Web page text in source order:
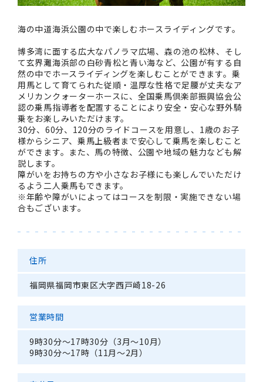
海の中道海浜公園の中で楽しむホースライディングです。
博多湾に面する広大なパノラマ広場、森の池の松林、そし
て玄界灘海浜部の白砂青松と青い海など、公園が有する自
然の中でホースライディングを楽しむことができます。乗
用馬として育てられた従順・温厚な性格で足腰が丈夫なア
メリカンクォーターホースに、全国乗馬倶楽部振興協会公
認の乗馬指導者を配置することにより安全・安心な野外騎
乗をお楽しみいただけます。
30分、60分、120分のライドコースを用意し、1歳のお子
様からシニア、乗馬上級者まで安心して乗馬を楽しむこと
ができます。また、馬の特徴、公園や地域の魅力なども解
説します。
障がいをお持ちの方や小さなお子様にも楽しんでいただけ
るよう二人乗馬もできます。
※年齢や障がいによってはコースを制限・実施できない場
合もございます。
住所
福岡県福岡市東区大字西戸崎18-26
営業時間
9時30分～17時30分（3月～10月）
9時30分～17時（11月～2月）